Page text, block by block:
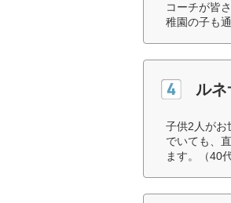
コーチが皆
稚園の子も
ル
子供2人がお
でいても、
ます。（40